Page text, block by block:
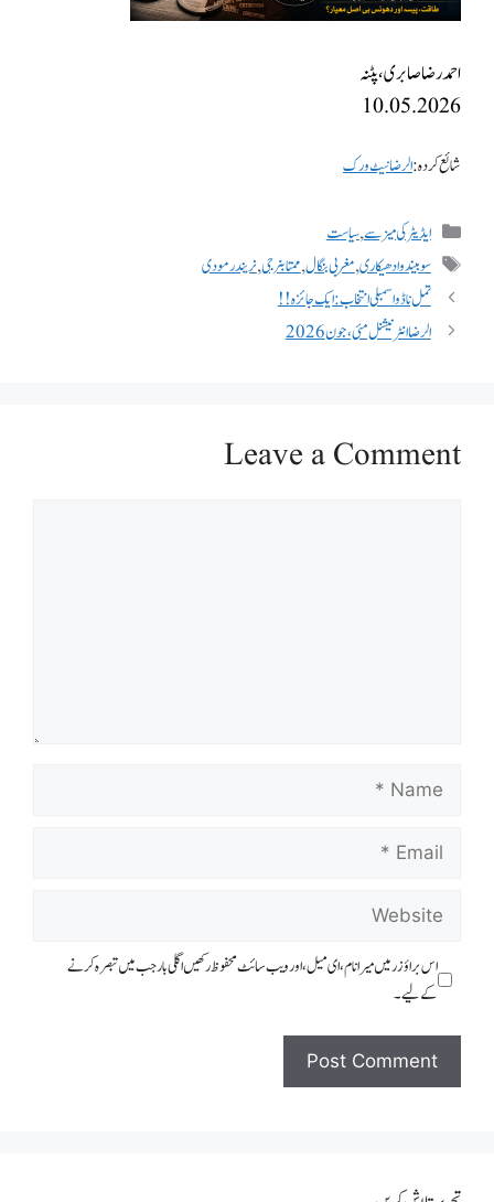
احمدرضا صابری، پٹنہ
10.05.2026
شائع کردہ:الرضا نیٹ ورک
ایڈیٹر کی میز سے,سیاست
سوبیندو ادھیکاری,مغربی بنگال,ممتابنرجی,نریندر مودی
تمل ناڈو اسمبلی انتخاب : ایک جائزہ !!
الرضا انٹر نیشنل مئی، جون 2026
Leave a Comment
اس براؤزر میں میرا نام، ای میل، اور ویب سائٹ محفوظ رکھیں اگلی بار جب میں تبصرہ کرنے
کےلیے۔